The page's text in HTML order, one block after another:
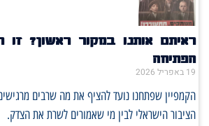
ראיתם אותנו במקור ראשון? זו
הפתיחה
19 באפריל 2026
הקמפיין שפתחנו נועד להציף את מה שרבים
הציבור הישראלי לבין מי שאמורים לשרת את הצדק.